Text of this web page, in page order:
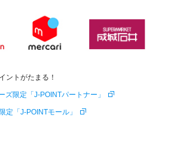
ントがたまる！
ズ限定「J-POINTパートナー」
定「J-POINTモール」